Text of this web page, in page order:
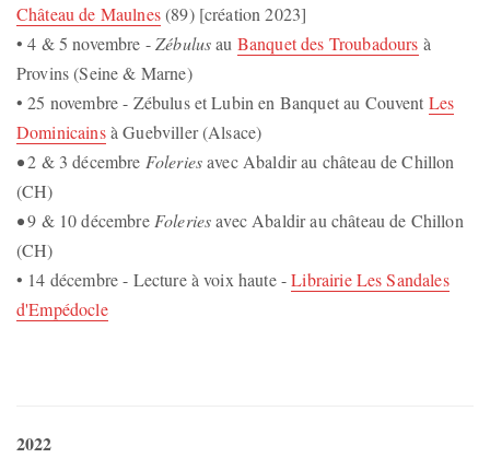
Château de Maulnes(89) [création 2023]
• 4 & 5 novembre -Zébulusau Banquet des Troubadours à
Provins (Seine & Marne)
• 25 novembre - Zébulus et Lubin en Banquet au Couvent Les
Dominicainsà Guebviller (Alsace)
•2 & 3 décembre Foleriesavec Abaldir au château de Chillon
(CH)
•9 & 10 décembre Foleriesavec Abaldir au château de Chillon
(CH)
• 14 décembre - Lecture à voix haute -Librairie Les Sandales
d'Empédocle
2022